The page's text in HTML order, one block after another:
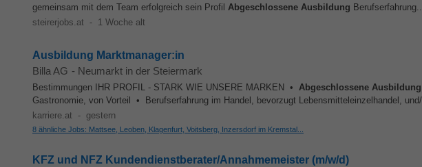
gemeinsam mit dem Team erfolgreich sein Profil Abgeschlossene Ausbildung
steirerjobs.at - 1 Woche alt
Ausbildung Marktmanager:in
Billa AG - Neumarkt in der Steiermark
Bestimmungen IHR PROFIL - STARK WIE UNSERE MARKEN • Abgeschlossene Ausbildung
Gastronomie, von Vorteil • Berufserfahrung im Handel, bevorzugt Lebensmitteleinzelhandel,
karriere.at - gestern
8 ähnliche Jobs: Mattsee, Leoben, Klagenfurt, Voitsberg, Inzersdorf im Kremstal...
KFZ und NFZ Kundendienstberater/Annahmemeister (m/w/d)